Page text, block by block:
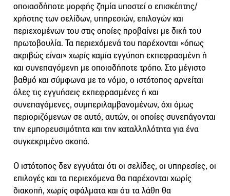
οποιασδήποτε μορφής ζημία υποστεί ο επισκέπτης/
χρήστης των σελίδων, υπηρεσιών, επιλογών και
περιεχομένων του στις οποίες προβαίνει με δική του
πρωτοβουλία. Τα περιεχόμενά του παρέχονται «όπως
ακριβώς είναι» χωρίς καμία εγγύηση εκπεφρασμένη ή
και συνεπαγόμενη με οποιοδήποτε τρόπο. Στο μέγιστο
βαθμό και σύμφωνα με το νόμο, ο ιστότοπος αρνείται
όλες τις εγγυήσεις εκπεφρασμένες ή και
συνεπαγόμενες, συμπεριλαμβανομένων, όχι όμως
περιοριζόμενων σε αυτό, αυτών, οι οποίες συνεπάγονται
την εμπορευσιμότητα και την καταλληλότητα για ένα
συγκεκριμένο σκοπό.
Ο ιστότοπος δεν εγγυάται ότι οι σελίδες, οι υπηρεσίες, οι
επιλογές και τα περιεχόμενα θα παρέχονται χωρίς
διακοπή, χωρίς σφάλματα και ότι τα λάθη θα